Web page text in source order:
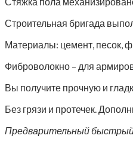
Строительная бригада
Материалы: цемент, песок,
Фиброволокно – для
Вы получите прочную и
Без грязи и протечек.
Предварительный